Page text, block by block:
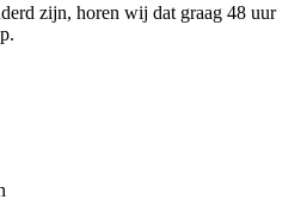
zijn, horen wij dat graag 48 uur